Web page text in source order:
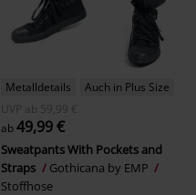
Metalldetails
Auch in Plus Size
UVP
ab
59,99 €
ab49,99 €
Sweatpants With Pockets and
Straps
Gothicana by EMP
Stoffhose